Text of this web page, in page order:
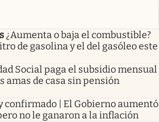
¿Aumenta o baja el combustible?
de gasolina y el del gasóleo este
Social paga el subsidio mensual
amas de casa sin pensión
confirmado | El Gobierno aumentó
no le ganaron a la inflación